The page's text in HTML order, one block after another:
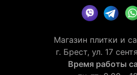
Магазин плитки и
г. Брест, ул. 17
Время работы